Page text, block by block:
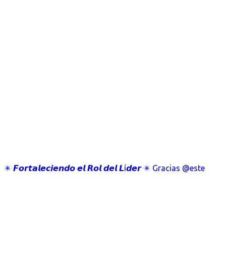
✴️ 𝙁𝙤𝙧𝙩𝙖𝙡𝙚𝙘𝙞𝙚𝙣𝙙𝙤 𝙚𝙡 𝙍𝙤𝙡 𝙙𝙚𝙡 𝙇í𝙙𝙚𝙧 ✴️ Gracias @este